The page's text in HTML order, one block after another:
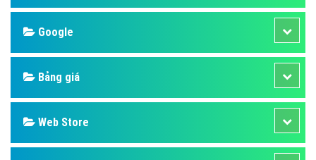
Google
Bảng giá
Web Store